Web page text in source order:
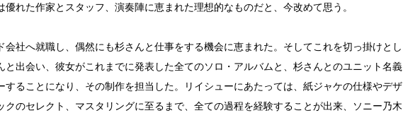
優れた作家とスタッフ、演奏陣に恵まれた理想的なものだと、今改めて思う。
会社へ就職し、偶然にも杉さんと仕事をする機会に恵まれた。そしてこれを切っ掛けとし
と出会い、彼女がこれまでに発表した全てのソロ・アルバムと、杉さんとのユニット名義
することになり、その制作を担当した。リイシューにあたっては、紙ジャケの仕様やデザ
クのセレクト、マスタリングに至るまで、全ての過程を経験することが出来、ソニー乃木